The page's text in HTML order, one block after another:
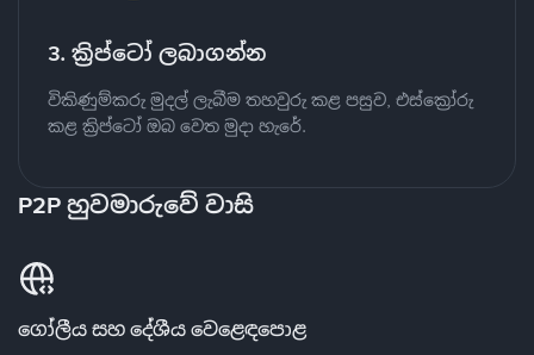
3. ක්‍රිප්ටෝ ලබාගන්න
විකිණුම්කරු මුදල් ලැබීම තහවුරු කළ පසුව, එස්ක්‍රෝරු
කළ ක්‍රිප්ටෝ ඔබ වෙත මුදා හැරේ.
P2P හුවමාරුවේ වාසි
ගෝලීය සහ දේශීය වෙළෙඳපොළ